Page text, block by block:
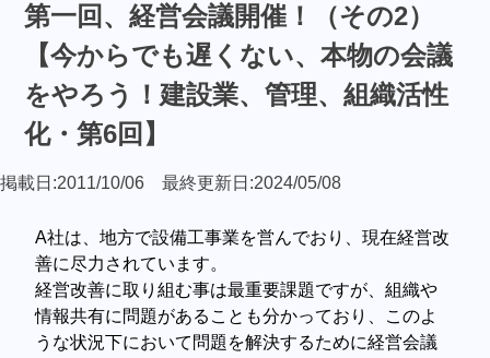
第一回、経営会議開催！（その2）
【今からでも遅くない、本物の会議
をやろう！建設業、管理、組織活性
化・第6回】
掲載日:2011/10/06 最終更新日:2024/05/08
A社は、地方で設備工事業を営んでおり、現在経営改
善に尽力されています。
経営改善に取り組む事は最重要課題ですが、組織や
情報共有に問題があることも分かっており、このよ
うな状況下において問題を解決するために経営会議